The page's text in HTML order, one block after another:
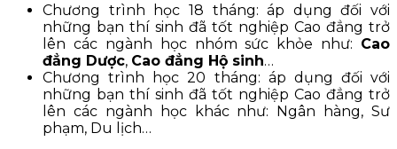
Chương trình học 18 tháng: áp dụng đối với
những bạn thí sinh đã tốt nghiệp Cao đẳng trở
lên các ngành học nhóm sức khỏe như: Cao
đẳng Dược, Cao đẳng Hộ sinh…
Chương trình học 20 tháng: áp dụng đối với
những bạn thí sinh đã tốt nghiệp Cao đẳng trở
lên các ngành học khác như: Ngân hàng, Sư
phạm, Du lịch…